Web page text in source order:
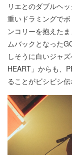
リエとのダブルヘ
重いドラミングで
ンコリーを抱えた
ムバックとなった
しそうに白いジャ
HEART」からも、
ることがビシビシ伝